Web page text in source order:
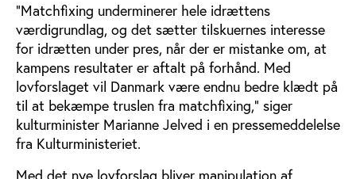
”Matchfixing underminerer hele idrættens
værdigrundlag, og det sætter tilskuernes interesse
for idrætten under pres, når der er mistanke om, at
kampens resultater er aftalt på forhånd. Med
lovforslaget vil Danmark være endnu bedre klædt på
til at bekæmpe truslen fra matchfixing,” siger
kulturminister Marianne Jelved i en pressemeddelelse
fra Kulturministeriet.
Med det nye lovforslag bliver manipulation af